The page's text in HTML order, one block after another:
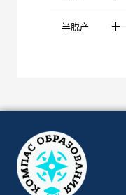
半脱产 十